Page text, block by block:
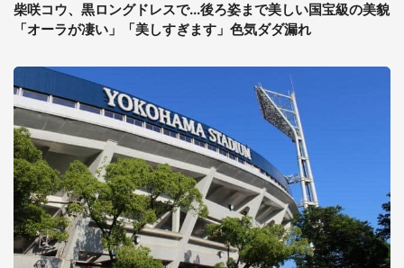
柴咲コウ、黒ロングドレスで...後ろ姿まで美しい国宝級の美貌
「オーラが凄い」「美しすぎます」色気ダダ漏れ